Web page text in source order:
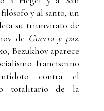
y al santo, un
su triunvirato de
de Guerra y paz.
Bezukhov aparece
franciscano
contra el
totalitario de la